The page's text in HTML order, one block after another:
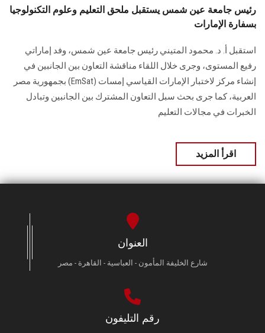
سجل الان
رئيس جامعة عين شمس يستقبل ملحق التعليم وعلوم التكنولوجيا
بسفارة الإمارات
استقبل أ. د. محمود المتيني رئيس جامعة عين شمس، وفد إماراتي
رفيع المستوى، وجرى خلال اللقاء مناقشة التعاون بين الجانبين في
إنشاء مركز لاختبار الإمارات القياسي إمسات (EmSat) بجمهورية مصر
العربية، كما جرى بحث سبل التعاون المشترك بين الجانبين وتبادل
الخبرات في مجالات التعليم
اقرأ المزيد
العنوان
شارع الخليفة المأمون - العباسية - القاهرة - مصر
رقم التليفون